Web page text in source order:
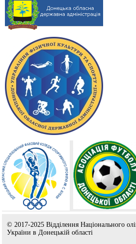
© 2017-2025 Відділення Національного
України в Донецькій області